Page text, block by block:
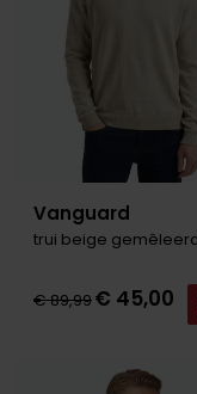
Vanguard
€ 89,99€ 45,00